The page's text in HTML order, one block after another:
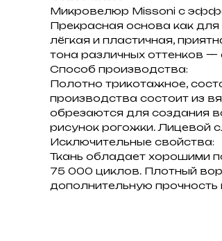
Микровелюр Missoni с
Прекрасная основа как для
лёгкая и пластичная,
тона различных оттенков
Способ производства:
Полотно трикотажное,
производства состоит из
обрезаются для создания
рисунок рогожки. Лицевой
Исключительные свойства:
Ткань обладает хорошими
75 000 циклов. Плотный
дополнительную